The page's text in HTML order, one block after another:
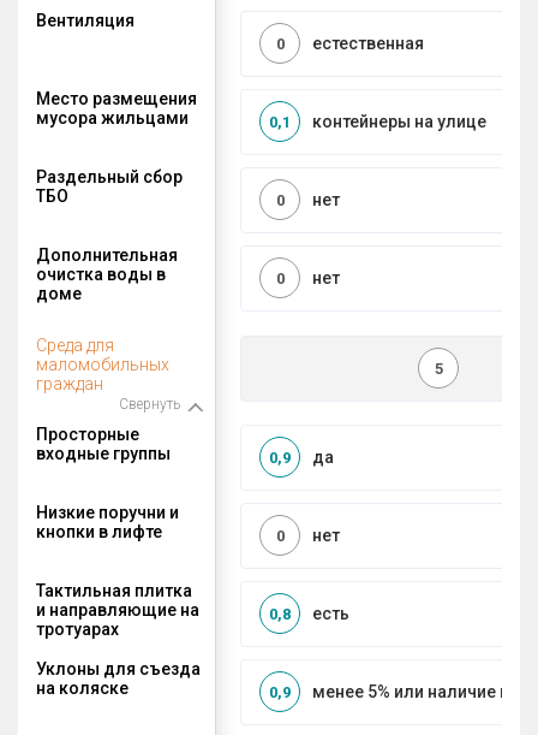
Вентиляция
естественная
0
Место размещения
мусора жильцами
контейнеры на улице
0,1
Раздельный сбор
ТБО
нет
0
Дополнительная
очистка воды в
доме
нет
0
Среда для
маломобильных
граждан
Свернуть
5
Просторные
входные группы
да
0,9
Низкие поручни и
кнопки в лифте
нет
0
Тактильная плитка
и направляющие на
тротуарах
есть
0,8
Уклоны для съезда
на коляске
менее 5% или наличие
0,9